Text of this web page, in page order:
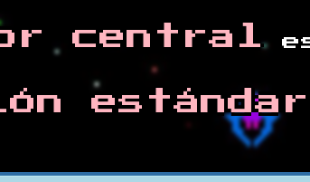
central
estándar